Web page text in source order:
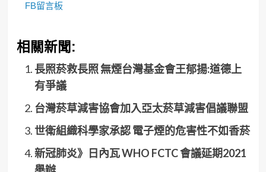
FB留言板
相關新聞:
長照菸救長照 無煙台灣基金會王郁揚:道德上
有爭議
台灣菸草減害協會加入亞太菸草減害倡議聯盟
世衛組織科學家承認 電子煙的危害性不如香菸
新冠肺炎》日內瓦 WHO FCTC 會議延期2021